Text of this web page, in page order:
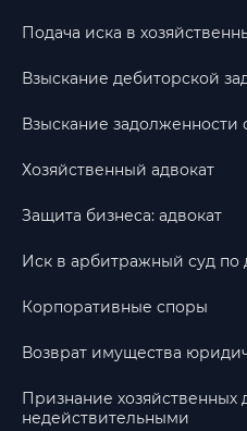
Подача иска в
Взыскание дебиторской
Взыскание
Хозяйственный адвокат
Защита бизнеса: адвокат
Иск в арбитражный суд по
Корпоративные споры
Возврат имущества
Признание хозяйственных
недействительными